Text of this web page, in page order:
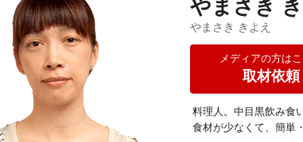
やまさき
やまさき きよえ
メディアの方は
取材依頼
料理人。中目黒飲み食
食材が少なくて、簡単